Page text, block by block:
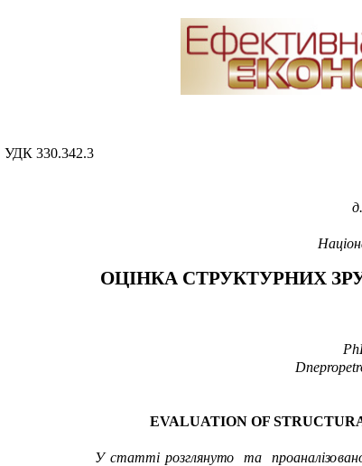
УДК 330.342.3
ОЦІНКА СТРУКТУРНИХ
EVALUATION OF
У статті розглянуто та проаналізован